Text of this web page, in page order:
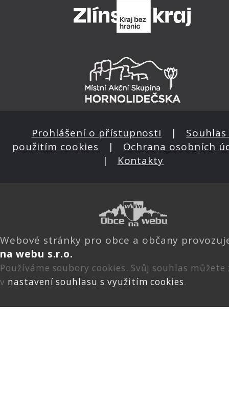
Prohlášení o přístupnosti | Souhlas
použitím cookies | Ochrana osobních
| Kontakty
Webové stránky pro obce a občany
na webu s.r.o.
Používáme soubory cookies. Svůj souhlas
v nastavení souhlasu s využitím cookies.